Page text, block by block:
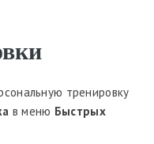
тренировку
в меню Быстрых